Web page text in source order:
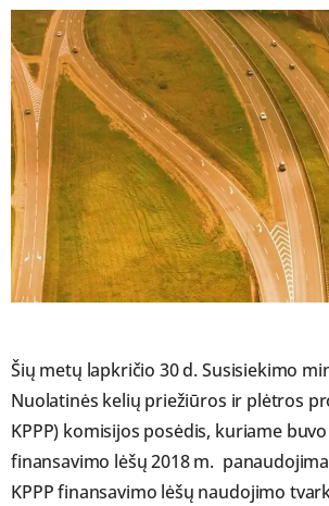
Šių metų lapkričio 30 d. Susisiekimo
Nuolatinės kelių priežiūros ir plėtros
KPPP) komisijos posėdis, kuriame
finansavimo lėšų 2018 m.
KPPP finansavimo lėšų naudojimo